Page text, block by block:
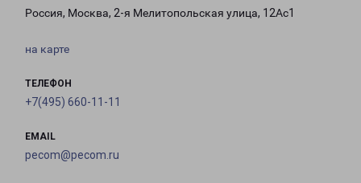
Россия, Москва, 2-я Мелитопольская улица, 12Ас1
на карте
ТЕЛЕФОН
+7(495) 660-11-11
EMAIL
pecom@pecom.ru